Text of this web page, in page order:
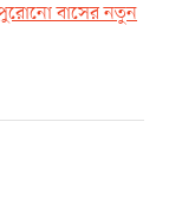
বাসের নতুন